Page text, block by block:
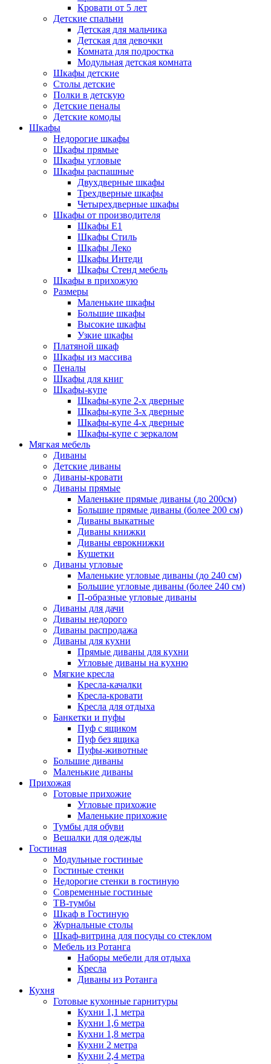
Кровати от 5 лет
Детские спальни
Детская для мальчика
Детская для девочки
Комната для подростка
Модульная детская комната
Шкафы детские
Столы детские
Полки в детскую
Детские пеналы
Детские комоды
Шкафы
Недорогие шкафы
Шкафы прямые
Шкафы угловые
Шкафы распашные
Двухдверные шкафы
Трехдверные шкафы
Четырехдверные шкафы
Шкафы от производителя
Шкафы E1
Шкафы Стиль
Шкафы Леко
Шкафы Интеди
Шкафы Стенд мебель
Шкафы в прихожую
Размеры
Маленькие шкафы
Большие шкафы
Высокие шкафы
Узкие шкафы
Платяной шкаф
Шкафы из массива
Пеналы
Шкафы для книг
Шкафы-купе
Шкафы-купе 2-х дверные
Шкафы-купе 3-х дверные
Шкафы-купе 4-х дверные
Шкафы-купе с зеркалом
Мягкая мебель
Диваны
Детские диваны
Диваны-кровати
Диваны прямые
Маленькие прямые диваны (до 200см)
Большие прямые диваны (более 200 см)
Диваны выкатные
Диваны книжки
Диваны еврокнижки
Кушетки
Диваны угловые
Маленькие угловые диваны (до 240 см)
Большие угловые диваны (более 240 см)
П-образные угловые диваны
Диваны для дачи
Диваны недорого
Диваны распродажа
Диваны для кухни
Прямые диваны для кухни
Угловые диваны на кухню
Мягкие кресла
Кресла-качалки
Кресла-кровати
Кресла для отдыха
Банкетки и пуфы
Пуф с ящиком
Пуф без ящика
Пуфы-животные
Большие диваны
Маленькие диваны
Прихожая
Готовые прихожие
Угловые прихожие
Маленькие прихожие
Тумбы для обуви
Вешалки для одежды
Гостиная
Модульные гостиные
Гостиные стенки
Недорогие стенки в гостиную
Современные гостиные
ТВ-тумбы
Шкаф в Гостиную
Журнальные столы
Шкаф-витрина для посуды со стеклом
Мебель из Ротанга
Наборы мебели для отдыха
Кресла
Диваны из Ротанга
Кухня
Готовые кухонные гарнитуры
Кухни 1,1 метра
Кухни 1,6 метра
Кухни 1,8 метра
Кухни 2 метра
Кухни 2,4 метра